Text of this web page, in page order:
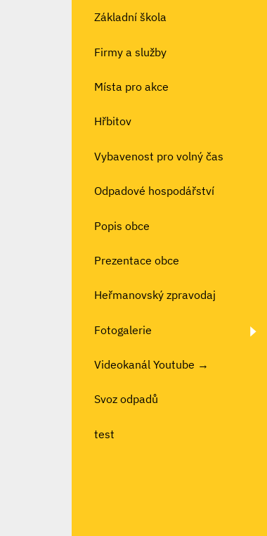
Základní škola
Firmy a služby
Místa pro akce
Hřbitov
Vybavenost pro volný čas
Odpadové hospodářství
Popis obce
Prezentace obce
Heřmanovský zpravodaj
Fotogalerie
Videokanál Youtube →
Svoz odpadů
test